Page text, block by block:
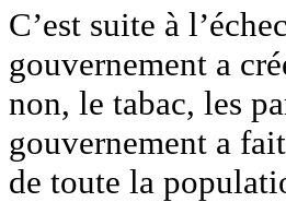
C’est suite à
gouvernement a
non, le tabac, les
gouvernement a
de toute la